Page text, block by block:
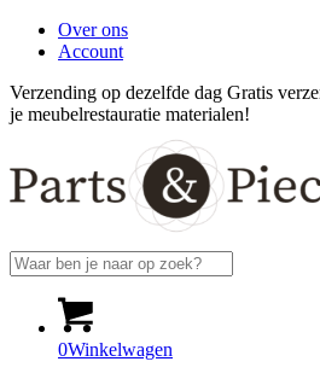
Over ons
Account
Verzending op dezelfde dag Gratis
je meubelrestauratie materialen!
0Winkelwagen